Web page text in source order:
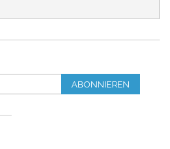
ABONNIEREN